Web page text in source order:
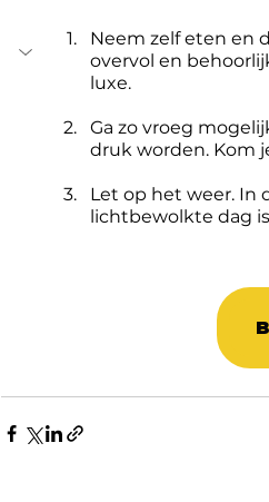
Neem zelf eten en
overvol en
luxe.
Ga zo vroeg
druk worden. Kom
Let op het weer. In
lichtbewolkte dag